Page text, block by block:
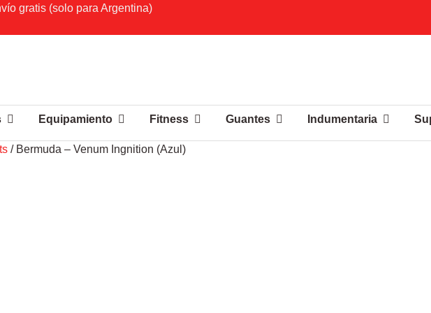
gratis (solo para Argentina)
Equipamiento Fitness Guantes Indumentaria
/ Bermuda – Venum Ingnition (Azul)